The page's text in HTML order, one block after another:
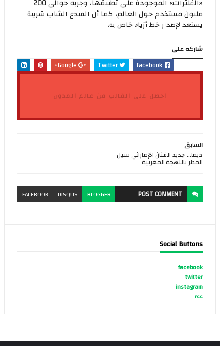
مليون مستخدم حول العالم، كما أن المبدع الشاب شريبة
يستعد لإصدار خط أزياء خاص به.
شاركه على
Facebook
Twitter
احصل على القالب من عالم المدون
السابق
ديما... جديد الفنان الإماراتي سيل
المطر باللهجة المغربية
POSTCOMMENT
BLOGGER
DISQUS
FACEBOOK
Social Buttons
facebook
twitter
instagram
rss